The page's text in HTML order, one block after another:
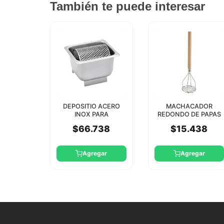
También te puede interesar
DEPOSITIO ACERO
INOX PARA
ON WINCO
$66.738
Agregar
MACHACADOR
REDONDO DE PAPAS
$15.438
Agregar